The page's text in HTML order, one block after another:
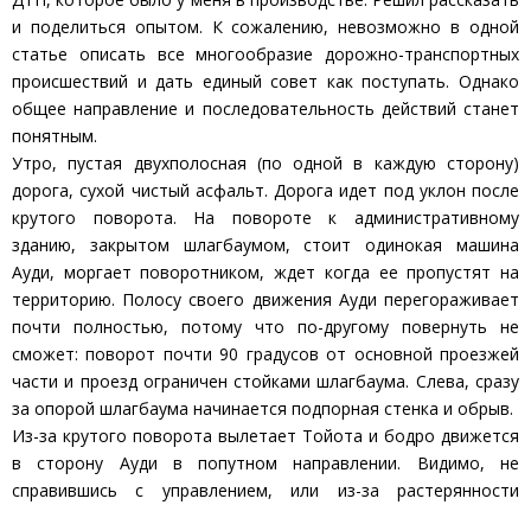
и поделиться опытом. К сожалению, невозможно в одной
статье описать все многообразие дорожно-транспортных
происшествий и дать единый совет как поступать. Однако
общее направление и последовательность действий станет
понятным.
Утро, пустая двухполосная (по одной в каждую сторону)
дорога, сухой чистый асфальт. Дорога идет под уклон после
крутого поворота. На повороте к административному
зданию, закрытом шлагбаумом, стоит одинокая машина
Ауди, моргает поворотником, ждет когда ее пропустят на
территорию. Полосу своего движения Ауди перегораживает
почти полностью, потому что по-другому повернуть не
сможет: поворот почти 90 градусов от основной проезжей
части и проезд ограничен стойками шлагбаума. Слева, сразу
за опорой шлагбаума начинается подпорная стенка и обрыв.
Из-за крутого поворота вылетает Тойота и бодро движется
в сторону Ауди в попутном направлении. Видимо, не
справившись с управлением, или из-за растерянности